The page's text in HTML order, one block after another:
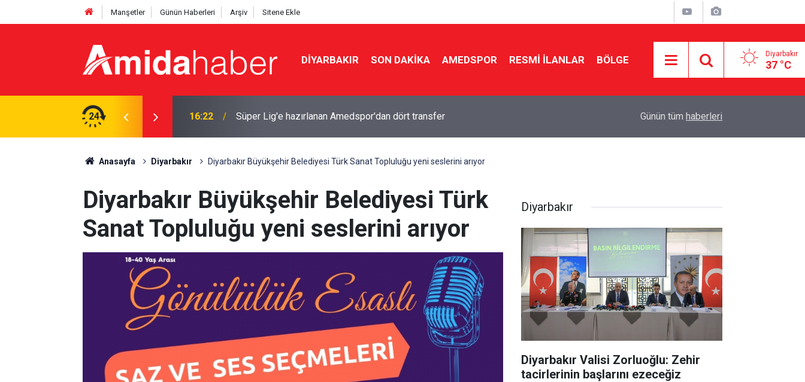
Manşetler Günün Haberleri Arşiv Sitene Ekle
DIYARBAKIR SON DAKIKA AMEDSPOR RESMI İLANLAR BÖLGE Diyarbakır
37 °C
24 15:25 Amedspor’un 2’inci ve 3’üncü hafta maç programı belli oldu Adalet Bakanı: Kayyımlar kalacak, Demirtaş
Günün tüm haberleri
Anasayfa Diyarbakır Diyarbakır Büyükşehir Belediyesi Türk Sanat Topluluğu yeni seslerini arıyor
Diyarbakır Büyükşehir Belediyesi Türk
Sanat Topluluğu yeni seslerini arıyor
Diyarbakır
Diyarbakır Valisi Zorluoğlu: Zehir
tacirlerinin başlarını ezeceğiz